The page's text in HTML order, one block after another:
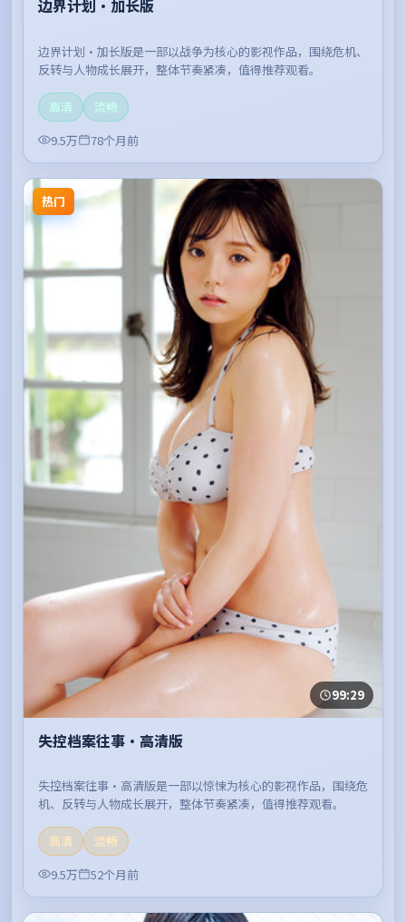
边界计划·加长版
边界计划·加长版是一部以战争为核心的影视作品，围绕危机、
反转与人物成长展开，整体节奏紧凑，值得推荐观看。
高清
流畅
9.5万
78个月前
热门
99:29
失控档案往事·高清版
失控档案往事·高清版是一部以惊悚为核心的影视作品，围绕危
机、反转与人物成长展开，整体节奏紧凑，值得推荐观看。
高清
流畅
9.5万
52个月前